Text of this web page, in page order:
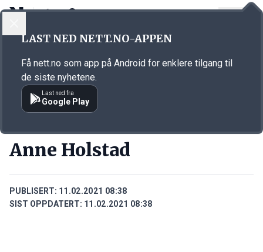
Annonsørinnhold
Anne Holstad
PUBLISERT: 11.02.2021 08:38
SIST OPPDATERT: 11.02.2021 08:38
LAST NED NETT.NO-APPEN
Få nett.no som app på Android for enklere tilgang til
de siste nyhetene.
Last ned fra
Google Play